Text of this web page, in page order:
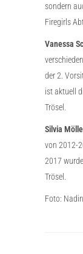
sondern
Firegirls
Vanessa
der 2.
ist aktuell
Trösel.
Silvia
von 2012-
2017
Trösel.
Foto: